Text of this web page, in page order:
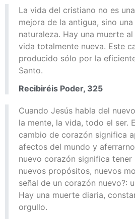
La vida del cristiano no es
mejora de la antigua, sino
naturaleza. Hay una muerte
vida totalmente nueva. Este
producido sólo por la
Santo.
Recibiréis Poder, 325
Cuando Jesús habla del
la mente, la vida, todo el ser.
cambio de corazón significa
afectos del mundo y
nuevo corazón significa tener
nuevos propósitos, nuevos
señal de un corazón nuevo?:
Hay una muerte diaria,
orgullo.